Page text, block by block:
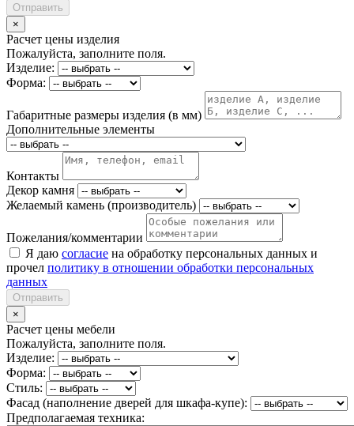
Отправить
×
Расчет цены изделия
Пожалуйста, заполните поля.
Изделие:
Форма:
Габаритные размеры изделия (в мм)
Дополнительные элементы
Контакты
Декор камня
Желаемый камень (производитель)
Пожелания/комментарии
Я даю согласие на обработку персональных данных и
прочел политику в отношении обработки персональных
данных
Отправить
×
Расчет цены мебели
Пожалуйста, заполните поля.
Изделие:
Форма:
Стиль:
Фасад (наполнение дверей для шкафа-купе):
Предполагаемая техника: